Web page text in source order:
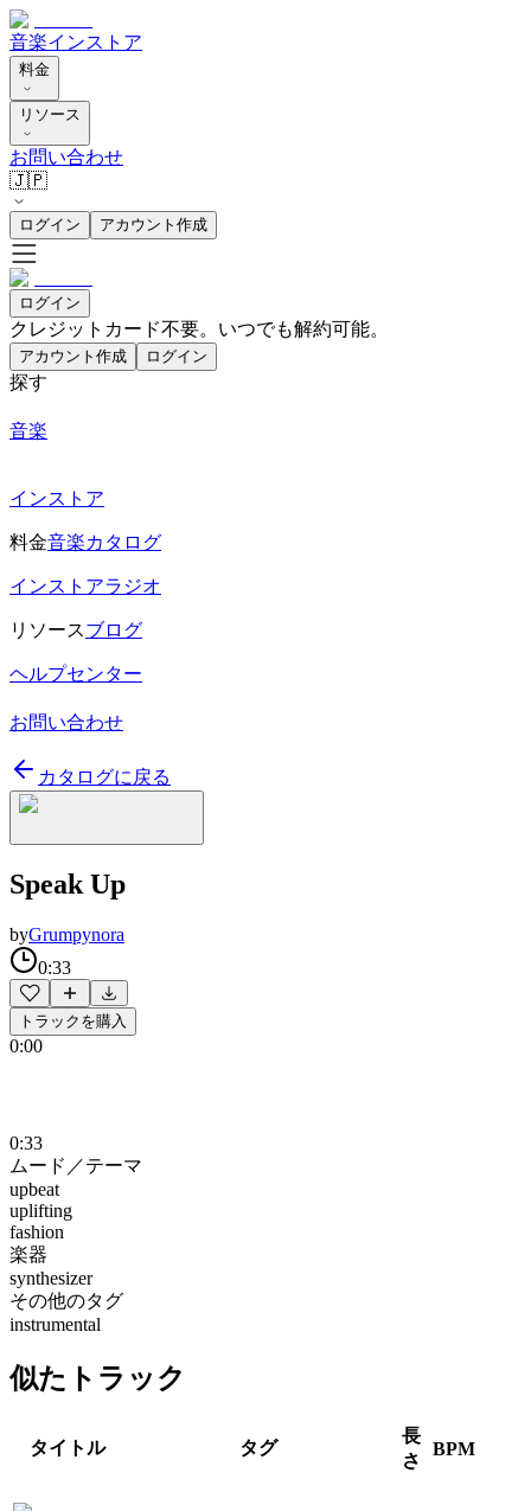
音楽インストア
料金
リソース
お問い合わせ
🇯🇵
ログイン アカウント作成
ログイン
クレジットカード不要。いつでも解約可能。
アカウント作成 ログイン
探す
音楽
インストア
料金音楽カタログ
インストアラジオ
リソースブログ
ヘルプセンター
お問い合わせ
カタログに戻る
Speak Up
byGrumpynora
0:33
トラックを購入
0:00
0:33
ムード／テーマ
upbeat
uplifting
fashion
楽器
synthesizer
その他のタグ
instrumental
似たトラック
タイトル タグ
長
さ
BPM